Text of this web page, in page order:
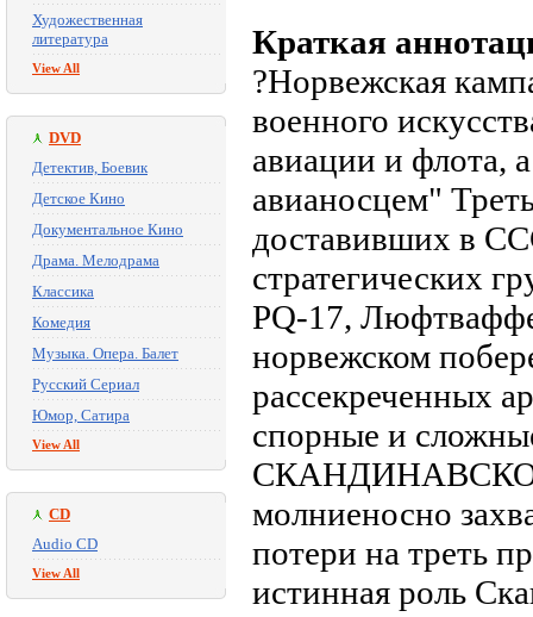
Художественная
литература
View All
DVD
Детектив, Боевик
Детское Кино
Документальное Кино
Драма. Мелодрама
Классика
Комедия
Музыка. Опера. Балет
Русский Сериал
Юмор, Сатира
View All
CD
Audio CD
View All
Краткая
?Норвежская
военного
авиации и флота,
авиа­носцем"
доставивших в
стратегических
PQ-17,
норвежском
рассекреченных
спорные и
молниеносно
потери на треть
истинная роль